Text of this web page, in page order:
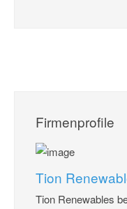
Firmenprofile
Tion
Tion Renewables